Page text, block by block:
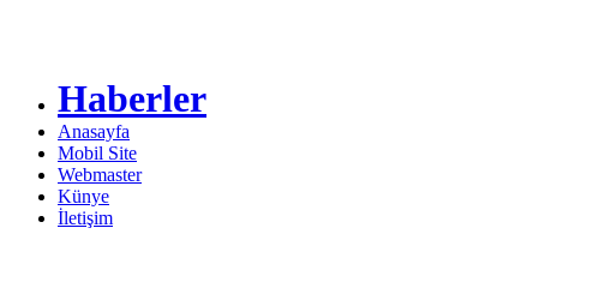
Haberler
Anasayfa
Mobil Site
Webmaster
Künye
İletişim